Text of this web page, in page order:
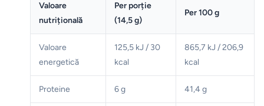
Valoare
nutrițională
Per porție
(14,5 g)
Per 100 g
Valoare
energetică
125,5 kJ / 30
kcal
865,7 kJ / 206,9
kcal
Proteine 6 g 41,4 g